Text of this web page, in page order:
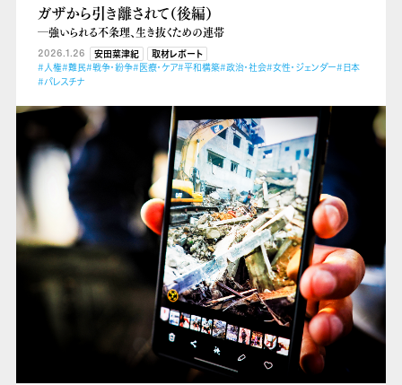
ガザから引き離されて（後編）
―強いられる不条理、生き抜くための連帯
2026.1.26 安田菜津紀
取材レポート
#人権#難民#戦争・紛争#医療・ケア#平和構築#政治・社会#女性・ジェンダー#日本
#パレスチナ